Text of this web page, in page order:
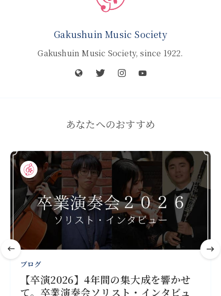
Gakushuin Music Society
Gakushuin Music Society, since 1922.
あなたへのおすすめ
ブログ
【卒演2026】4年間の集大成を響かせ
て。卒業演奏会ソリスト・インタビュ